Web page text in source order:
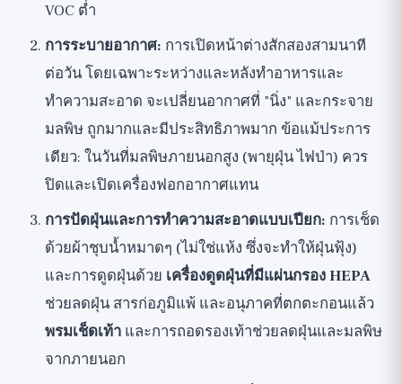
VOC ต่ำ
การระบายอากาศ: การเปิดหน้าต่างสักสองสามนาที
ต่อวัน โดยเฉพาะระหว่างและหลังทำอาหารและ
ทำความสะอาด จะเปลี่ยนอากาศที่ "นิ่ง" และกระจาย
มลพิษ ถูกมากและมีประสิทธิภาพมาก ข้อแม้ประการ
เดียว: ในวันที่มลพิษภายนอกสูง (พายุฝุ่น ไฟป่า) ควร
ปิดและเปิดเครื่องฟอกอากาศแทน
การปัดฝุ่นและการทำความสะอาดแบบเปียก: การเช็ด
ด้วยผ้าชุบน้ำหมาดๆ (ไม่ใช่แห้ง ซึ่งจะทำให้ฝุ่นฟุ้ง)
และการดูดฝุ่นด้วย เครื่องดูดฝุ่นที่มีแผ่นกรอง HEPA
ช่วยลดฝุ่น สารก่อภูมิแพ้ และอนุภาคที่ตกตะกอนแล้ว
พรมเช็ดเท้า และการถอดรองเท้าช่วยลดฝุ่นและมลพิษ
จากภายนอก